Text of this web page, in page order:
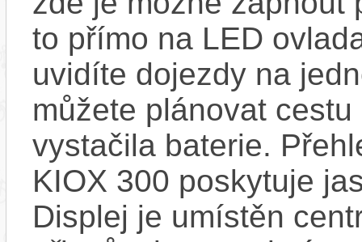
to přímo na LED
uvidíte dojezdy na
můžete plánovat
vystačila baterie.
KIOX 300 poskytuje
Displej je umístěn